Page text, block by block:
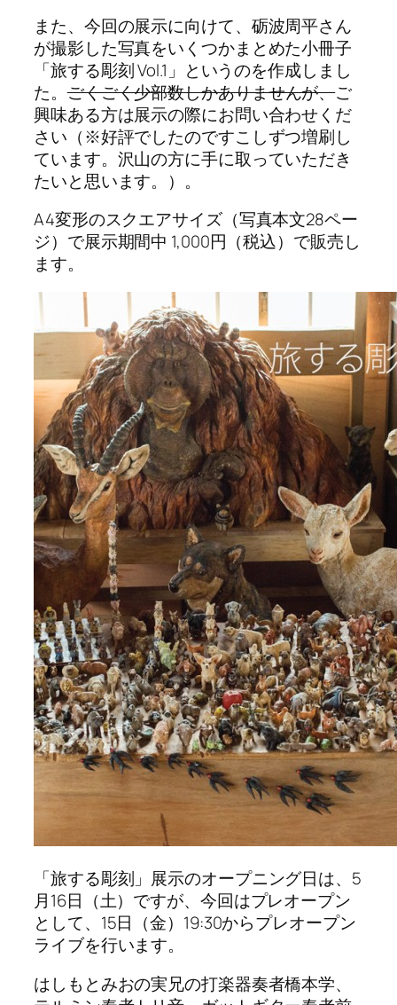
また、今回の展示に向けて、砺波周平さん
が撮影した写真をいくつかまとめた小冊子
「旅する彫刻 Vol.1」というのを作成しまし
た。ごくごく少部数しかありませんが、ご
興味ある方は展示の際にお問い合わせくだ
さい（※好評でしたのですこしずつ増刷し
ています。沢山の方に手に取っていただき
たいと思います。）。
A4変形のスクエアサイズ（写真本文28ペー
ジ）で展示期間中 1,000円（税込）で販売し
ます。
「旅する彫刻」展示のオープニング日は、5
月16日（土）ですが、今回はプレオープン
として、15日（金）19:30からプレオープン
ライブを行います。
はしもとみおの実兄の打楽器奏者橋本学、